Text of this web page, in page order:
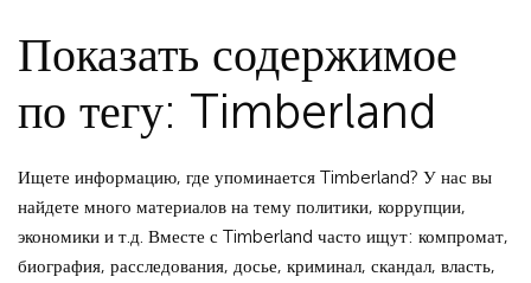
Показать содержимое
по тегу: Timberland
Ищете информацию, где упоминается Timberland? У нас вы
найдете много материалов на тему политики, коррупции,
экономики и т.д. Вместе с Timberland часто ищут: компромат,
биография, расследования, досье, криминал, скандал, власть,